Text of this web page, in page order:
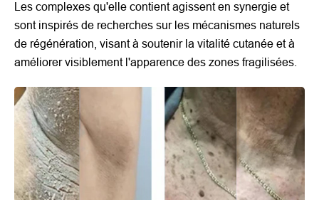
Les complexes qu'elle contient agissent en synergie et
sont inspirés de recherches sur les mécanismes naturels
de régénération, visant à soutenir la vitalité cutanée et à
améliorer visiblement l'apparence des zones fragilisées.